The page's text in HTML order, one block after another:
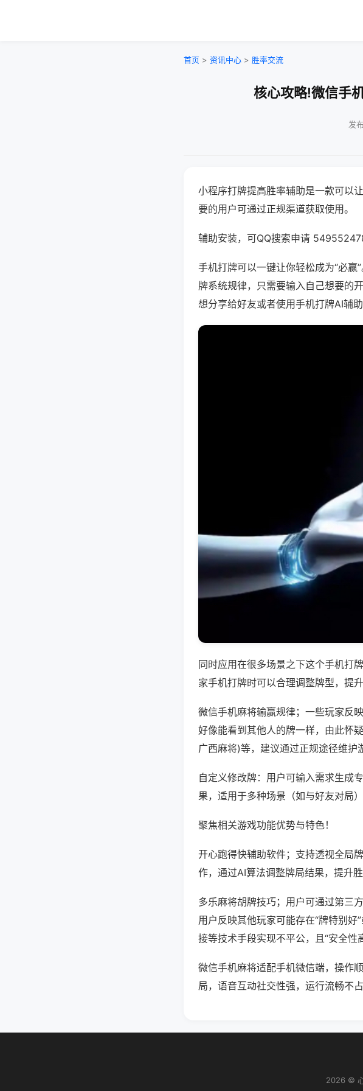
首页 > 资讯中心 > 胜率交流
核心攻略!微信手
发
小程序打牌提高胜率辅助是一款可以
要的用户可通过正规渠道获取使用。
辅助安装，可QQ搜索申请
手机打牌可以一键让你轻松成为“必
牌系统规律，只需要输入自己想要的
想分享给好友或者使用手机打牌AI辅助
同时应用在很多场景之下这个手机打
家手机打牌时可以合理调整牌型，提
微信手机麻将输赢规律；一些玩家反
好像能看到其他人的牌一样，由此怀
广西麻将)等，建议通过正规途径维护
自定义修改牌：用户可输入需求生成
果，适用于多种场景（如与好友对局
聚焦相关游戏功能优势与特色！
开心跑得快辅助软件；支持透视全局
作，通过AI算法调整牌局结果，提升胜
多乐麻将胡牌技巧；用户可通过第三
用户反映其他玩家可能存在“牌特别好
接等技术手段实现不平公，且“安全性高
微信手机麻将适配手机微信端，操作
局，语音互动社交性强，运行流畅不
2026 ©